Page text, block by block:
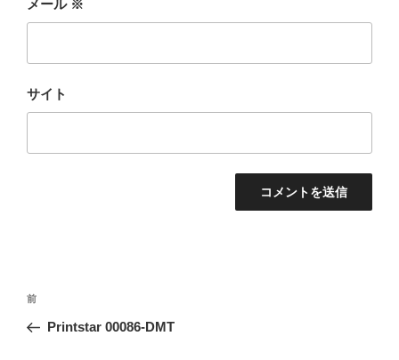
メール ※
サイト
投
ナ
前
の
前
Printstar 00086-DMT